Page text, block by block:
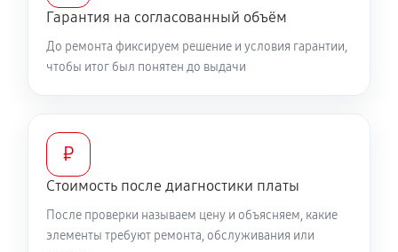
Гарантия на согласованный объём
До ремонта фиксируем решение и условия гарантии,
чтобы итог был понятен до выдачи
₽
Стоимость после диагностики платы
После проверки называем цену и объясняем, какие
элементы требуют ремонта, обслуживания или